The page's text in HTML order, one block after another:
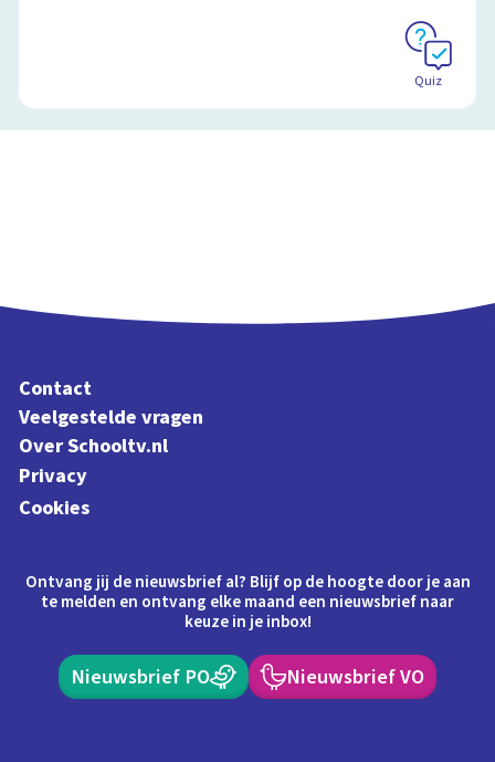
Quiz
Contact
Veelgestelde vragen
Over Schooltv.nl
Privacy
Cookies
Ontvang jij de nieuwsbrief al? Blijf op de hoogte door je aan
te melden en ontvang elke maand een nieuwsbrief naar
keuze in je inbox!
Nieuwsbrief PO Nieuwsbrief VO